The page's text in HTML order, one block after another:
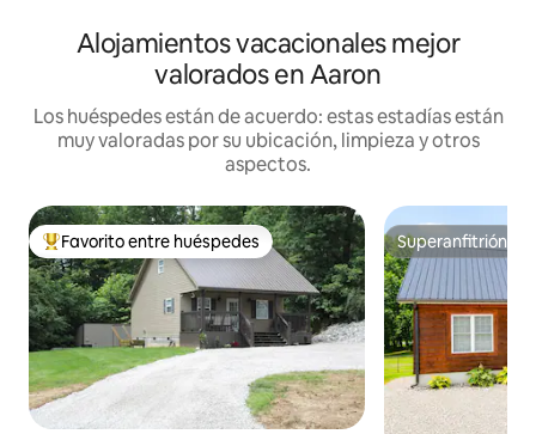
Alojamientos vacacionales mejor
valorados en Aaron
Los huéspedes están de acuerdo: estas estadías están
muy valoradas por su ubicación, limpieza y otros
aspectos.
Favorito entre huéspedes preferido
Favorito entre huéspedes Superanfitrión
Superanfitrión